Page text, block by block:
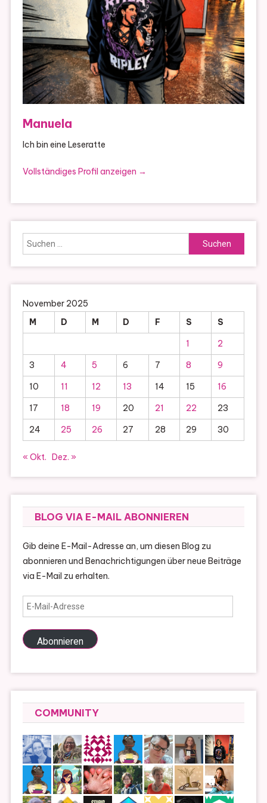
Manuela
Ich bin eine Leseratte
Vollständiges Profil anzeigen →
Suchen
nach:
November 2025
M
D M D F S
S
1
2
3
4 5 6 7 8
9
10
11 12 13 14 15
16
17
18 19 20 21 22
23
24
25 26 27 28 29 30
« Okt. Dez. »
BLOG VIA E-MAIL ABONNIEREN
Gib deine E-Mail-Adresse an, um diesen Blog zu
abonnieren und Benachrichtigungen über neue Beiträge
via E-Mail zu erhalten.
E-
Mail-
Adresse
Abonnieren
COMMUNITY